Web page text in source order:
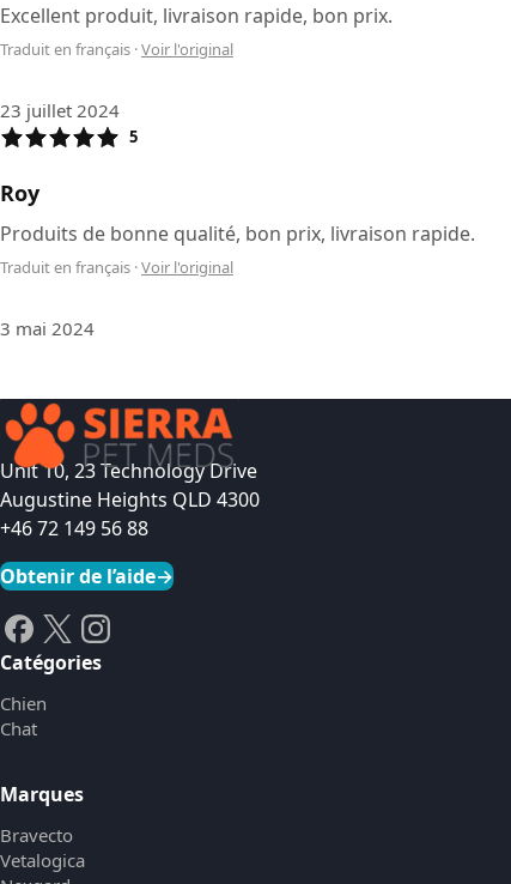
Excellent produit, livraison rapide, bon prix.
Traduit en français ·Voir l'original
23 juillet 2024
5
Roy
Produits de bonne qualité, bon prix, livraison rapide.
Traduit en français ·Voir l'original
3 mai 2024
Unit 10, 23 Technology Drive
Augustine Heights QLD 4300
+46 72 149 56 88
Obtenir de l’aide→
Catégories
Chien
Chat
Marques
Bravecto
Vetalogica